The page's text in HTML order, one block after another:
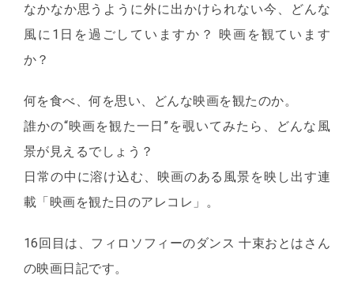
なかなか思うように外に出かけられない今、どんな
風に1日を過ごしていますか？ 映画を観ています
か？
何を食べ、何を思い、どんな映画を観たのか。
誰かの“映画を観た一日”を覗いてみたら、どんな風
景が見えるでしょう？
日常の中に溶け込む、映画のある風景を映し出す連
載「映画を観た日のアレコレ」。
16回目は、フィロソフィーのダンス 十束おとはさん
の映画日記です。